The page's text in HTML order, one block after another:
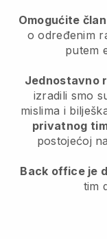
Omogućite
o određenim
putem
Jednostavno
izradili smo
mislima i
privatnog
postojećoj
Back office je
tim